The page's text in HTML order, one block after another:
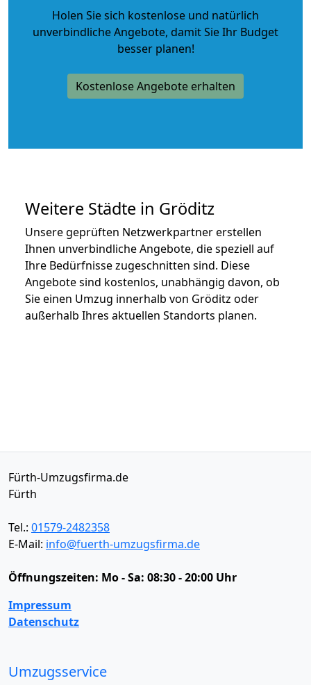
Holen Sie sich kostenlose und natürlich
unverbindliche Angebote, damit Sie Ihr Budget
besser planen!
Kostenlose Angebote erhalten
Weitere Städte in Gröditz
Unsere geprüften Netzwerkpartner erstellen
Ihnen unverbindliche Angebote, die speziell auf
Ihre Bedürfnisse zugeschnitten sind. Diese
Angebote sind kostenlos, unabhängig davon, ob
Sie einen Umzug innerhalb von Gröditz oder
außerhalb Ihres aktuellen Standorts planen.
Fürth-Umzugsfirma.de
Fürth
Tel.: 01579-2482358
E-Mail: info@fuerth-umzugsfirma.de
Öffnungszeiten: Mo - Sa: 08:30 - 20:00 Uhr
Impressum
Datenschutz
Umzugsservice